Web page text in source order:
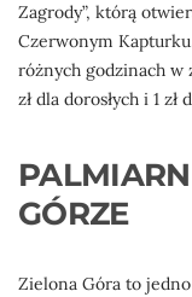
Zagrody”, którą
Czerwonym
różnych godzinach w
zł dla dorosłych i 1
GÓRZE
Zielona Góra to